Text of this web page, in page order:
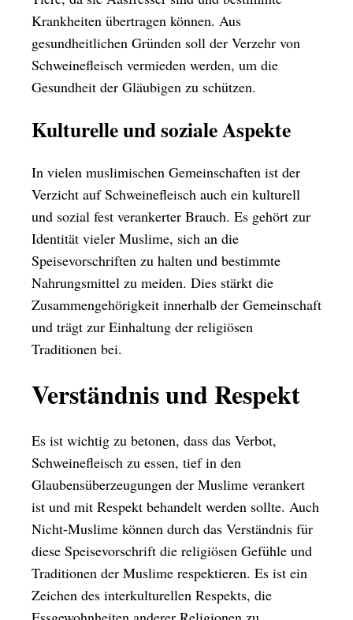
Krankheiten übertragen können. Aus
gesundheitlichen Gründen soll der Verzehr von
Schweinefleisch vermieden werden, um die
Gesundheit der Gläubigen zu schützen.
Kulturelle und soziale Aspekte
In vielen muslimischen Gemeinschaften ist der
Verzicht auf Schweinefleisch auch ein kulturell
und sozial fest verankerter Brauch. Es gehört zur
Identität vieler Muslime, sich an die
Speisevorschriften zu halten und bestimmte
Nahrungsmittel zu meiden. Dies stärkt die
Zusammengehörigkeit innerhalb der Gemeinschaft
und trägt zur Einhaltung der religiösen
Traditionen bei.
Verständnis und Respekt
Es ist wichtig zu betonen, dass das Verbot,
Schweinefleisch zu essen, tief in den
Glaubensüberzeugungen der Muslime verankert
ist und mit Respekt behandelt werden sollte. Auch
Nicht-Muslime können durch das Verständnis für
diese Speisevorschrift die religiösen Gefühle und
Traditionen der Muslime respektieren. Es ist ein
Zeichen des interkulturellen Respekts, die